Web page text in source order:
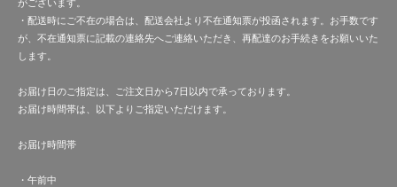
がございます。
・配送時にご不在の場合は、配送会社より不在通知票が投函されます。お手数です
が、不在通知票に記載の連絡先へご連絡いただき、再配達のお手続きをお願いいた
します。
お届け日のご指定は、ご注文日から7日以内で承っております。
お届け時間帯は、以下よりご指定いただけます。
お届け時間帯
・午前中